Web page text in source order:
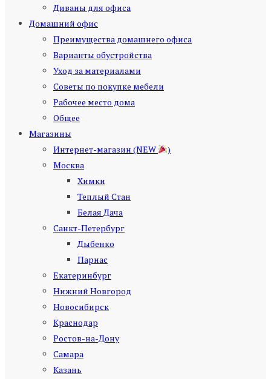
Диваны для офиса
Домашний офис
Преимущества домашнего офиса
Варианты обустройства
Уход за материалами
Советы по покупке мебели
Рабочее место дома
Общее
Магазины
Интернет-магазин (NEW
)
Москва
Химки
Теплый Стан
Белая Дача
Санкт-Петербург
Дыбенко
Парнас
Екатеринбург
Нижний Новгород
Новосибирск
Краснодар
Ростов-на-Дону
Самара
Казань